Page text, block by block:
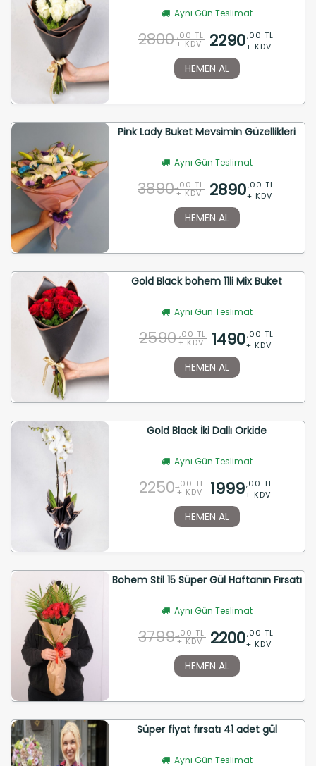
Aynı Gün Teslimat
2800 ,00 TL
+ KDV 2290,00 TL
+ KDV
HEMEN AL
Pink Lady Buket Mevsimin Güzellikleri
Aynı Gün Teslimat
3890 ,00 TL
+ KDV 2890,00 TL
+ KDV
HEMEN AL
Gold Black bohem 11li Mix Buket
Aynı Gün Teslimat
2590 ,00 TL
+ KDV 1490,00 TL
+ KDV
HEMEN AL
Gold Black İki Dallı Orkide
Aynı Gün Teslimat
2250 ,00 TL
+ KDV 1999,00 TL
+ KDV
HEMEN AL
Bohem Stil 15 Süper Gül Haftanın Fırsatı
Aynı Gün Teslimat
3799 ,00 TL
+ KDV 2200,00 TL
+ KDV
HEMEN AL
Süper fiyat fırsatı 41 adet gül
Aynı Gün Teslimat